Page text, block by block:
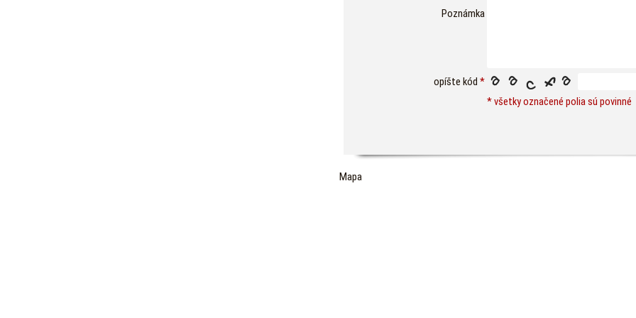
Poznámka
opíšte kód *
* všetky označené polia sú povinné
Mapa